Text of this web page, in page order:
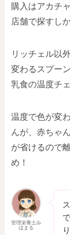
購入はアカチ
店舗で探すし
リッチェル以
変わるスプー
乳食の温度チ
温度で色が変
んが、赤ちゃ
が省けるので
め！
管理栄養士み
ほまる